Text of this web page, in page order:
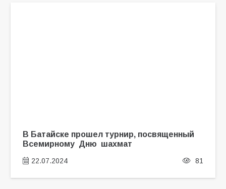
В Батайске прошел турнир, посвященный
Всемирному Дню шахмат
22.07.2024 81